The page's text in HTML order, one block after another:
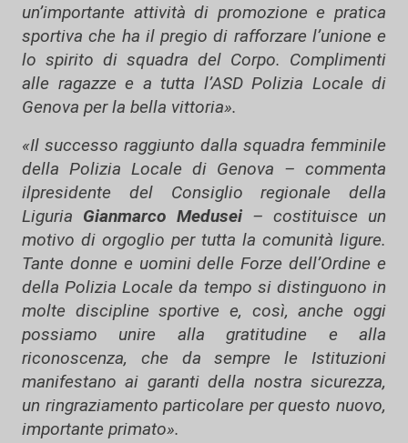
un’importante attività di promozione e pratica
sportiva che ha il pregio di rafforzare l’unione e
lo spirito di squadra del Corpo. Complimenti
alle ragazze e a tutta l’ASD Polizia Locale di
Genova per la bella vittoria».
«Il successo raggiunto dalla squadra femminile
della Polizia Locale di Genova – commenta
ilpresidente del Consiglio regionale della
Liguria Gianmarco Medusei – costituisce un
motivo di orgoglio per tutta la comunità ligure.
Tante donne e uomini delle Forze dell’Ordine e
della Polizia Locale da tempo si distinguono in
molte discipline sportive e, così, anche oggi
possiamo unire alla gratitudine e alla
riconoscenza, che da sempre le Istituzioni
manifestano ai garanti della nostra sicurezza,
un ringraziamento particolare per questo nuovo,
importante primato».